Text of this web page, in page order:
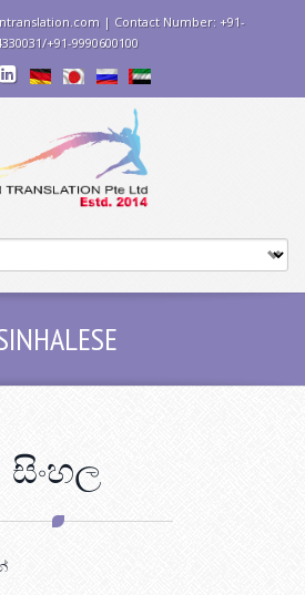
| Contact Number: +91-
+91-9990600100
සිංහල